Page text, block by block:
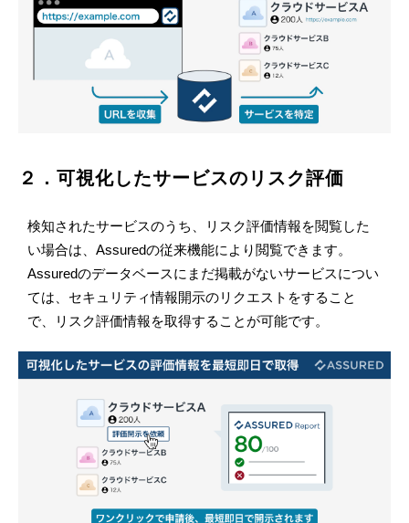
２．可視化したサービスのリスク評価
検知されたサービスのうち、リスク評価情報を閲覧した
い場合は、Assuredの従来機能により閲覧できます。
Assuredのデータベースにまだ掲載がないサービスについ
ては、セキュリティ情報開示のリクエストをすること
で、リスク評価情報を取得することが可能です。